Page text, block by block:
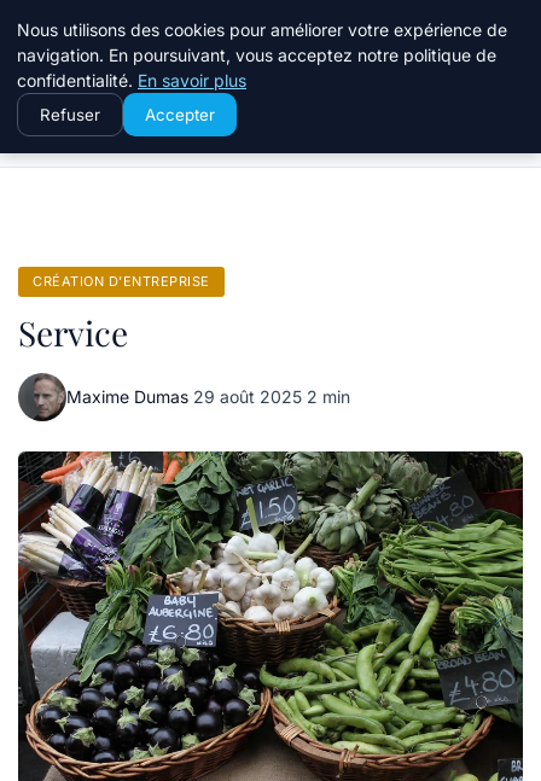
Travail Saisonnier
Accueil Création d’entreprise
CRÉATION D’ENTREPRISE
Service
Maxime Dumas·29 août 2025·2 min
Nous utilisons des cookies pour améliorer votre expérience de
navigation. En poursuivant, vous acceptez notre politique de
confidentialité. En savoir plus
Refuser Accepter